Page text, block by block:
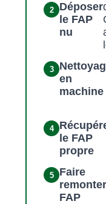
Déposer
le FAP
nu
en
machine
le FAP
propre
Faire
FAP